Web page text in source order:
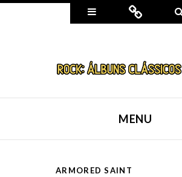
Widgets Connect
MENU
ARMORED SAINT